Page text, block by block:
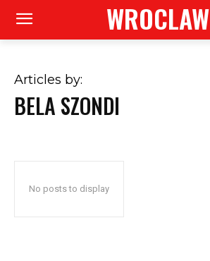
WROCLAW
Articles by:
BELA SZONDI
No posts to display